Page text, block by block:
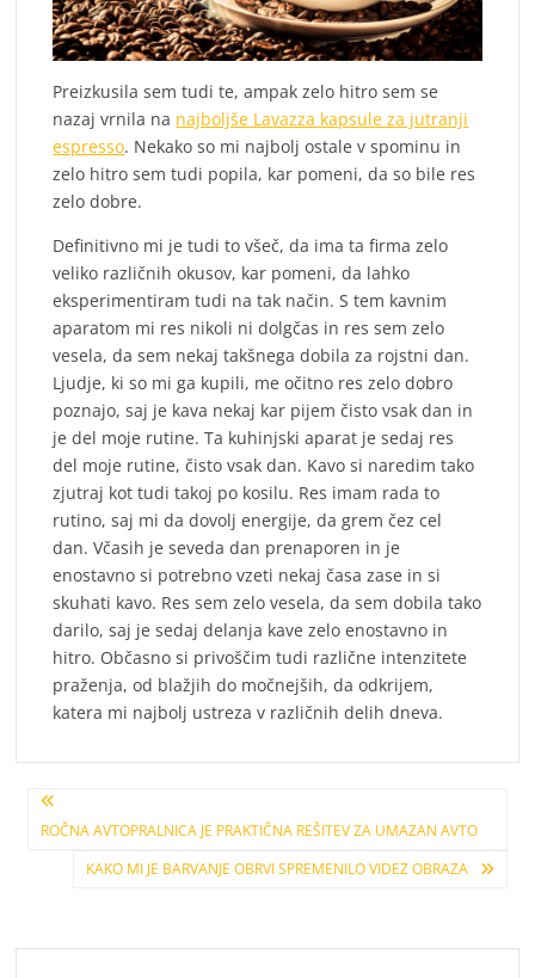
Preizkusila sem tudi te, ampak zelo hitro sem se
nazaj vrnila na najboljše Lavazza kapsule za jutranji
espresso. Nekako so mi najbolj ostale v spominu in
zelo hitro sem tudi popila, kar pomeni, da so bile res
zelo dobre.
Definitivno mi je tudi to všeč, da ima ta firma zelo
veliko različnih okusov, kar pomeni, da lahko
eksperimentiram tudi na tak način. S tem kavnim
aparatom mi res nikoli ni dolgčas in res sem zelo
vesela, da sem nekaj takšnega dobila za rojstni dan.
Ljudje, ki so mi ga kupili, me očitno res zelo dobro
poznajo, saj je kava nekaj kar pijem čisto vsak dan in
je del moje rutine. Ta kuhinjski aparat je sedaj res
del moje rutine, čisto vsak dan. Kavo si naredim tako
zjutraj kot tudi takoj po kosilu. Res imam rada to
rutino, saj mi da dovolj energije, da grem čez cel
dan. Včasih je seveda dan prenaporen in je
enostavno si potrebno vzeti nekaj časa zase in si
skuhati kavo. Res sem zelo vesela, da sem dobila tako
darilo, saj je sedaj delanja kave zelo enostavno in
hitro. Občasno si privoščim tudi različne intenzitete
praženja, od blažjih do močnejših, da odkrijem,
katera mi najbolj ustreza v različnih delih dneva.
Navigacija
prispevka
ROČNA AVTOPRALNICA JE PRAKTIČNA REŠITEV ZA UMAZAN AVTO
KAKO MI JE BARVANJE OBRVI SPREMENILO VIDEZ OBRAZA